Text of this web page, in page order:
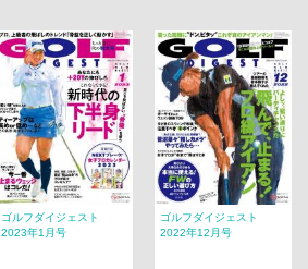
ゴルフダイジェスト
2023年1月号
ゴルフダイジェスト
2022年12月号